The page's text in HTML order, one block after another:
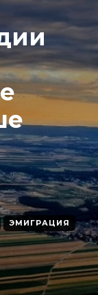
ЭМИГРАЦИЯ